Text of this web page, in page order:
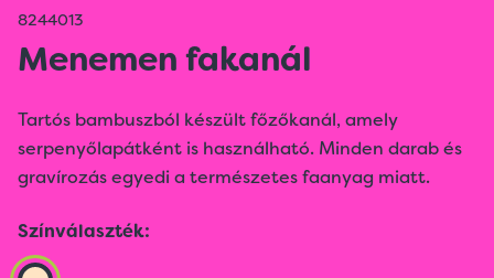
8244013
Menemen fakanál
Tartós bambuszból készült főzőkanál, amely
serpenyőlapátként is használható. Minden darab és
gravírozás egyedi a természetes faanyag miatt.
Színválaszték: